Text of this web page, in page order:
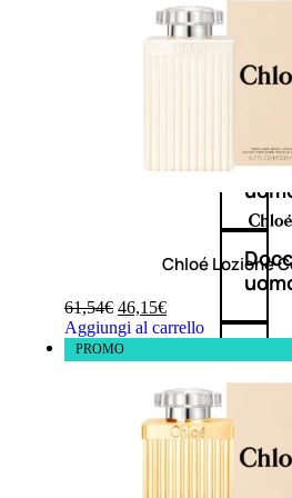
viso
Chloé Lozione
61,54€ 46,15€
Aggiungi al carrello
PROMO